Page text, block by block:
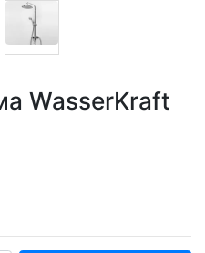
WasserKraft